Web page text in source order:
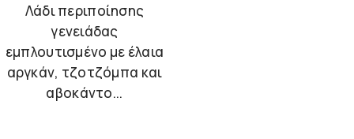
Λάδι περιποίησης
γενειάδας
εμπλουτισμένο με έλαια
αργκάν, τζοτζόμπα και
αβοκάντο...